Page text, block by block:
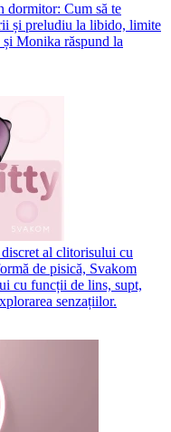
dormitor: Cum să te
și preludiu la libido, limite
Monika răspund la
al clitorisului cu
de pisică, Svakom
cu funcții de lins, supt,
senzațiilor.